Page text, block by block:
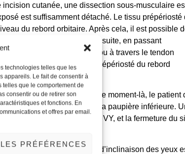
technologies telles que les
appareils. Le fait de consentir à
que le comportement de
consentir ou de retirer son
et fonctions. En
et offres par email.
PRÉFÉRENCES
cutanée, une dissection sous-musculaire
est suffisamment détaché. Le tissu prépériosté
du rebord orbitaire. Après cela, il est possible
au rebord orbitaire latéral. Ensuite, en passant
de la paupière inférieure ou à travers le tendon
le périoste et le tissu prépériosté du rebord
a les yeux ouverts. À ce moment-là, le patient
entre le globe oculaire et la paupière inférieure.
la méthode d’avancement VY, et la fermeture du
et à diminuer le degré d’inclinaison des yeux